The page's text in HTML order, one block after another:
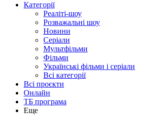
Категорії
Реаліті-шоу
Розважальні шоу
Новини
Серіали
Мультфільми
Фільми
Українські фільми і серіали
Всі категорії
Всі проєкти
Онлайн
ТБ програма
Еще